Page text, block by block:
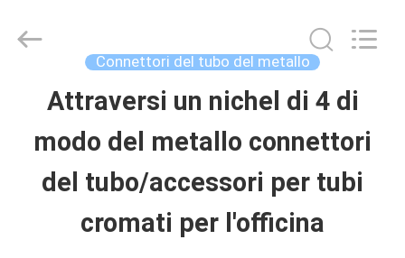
CASA.
PRODOTTI
Shenzhen
Connettori del tubo del metallo
Attraversi un nichel di 4 di
modo del metallo connettori
del tubo/accessori per tubi
cromati per l'officina